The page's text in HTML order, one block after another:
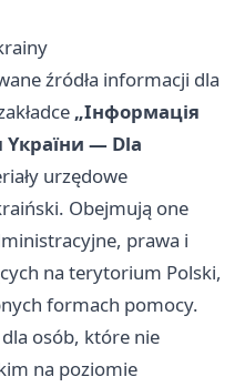
źródła informacji dla
„Iнфopмaцiя
Yкpaїни — Dla
urzędowe
Obejmują one
prawa i
na terytorium Polski,
formach pomocy.
osób, które nie
na poziomie